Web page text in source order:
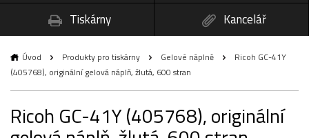
Tiskárny
Kancelář
Úvod Produkty pro tiskárny Gelové náplně
Ricoh GC-41Y
(405768), originální gelová náplň, žlutá, 600 stran
Ricoh GC-41Y (405768), originální